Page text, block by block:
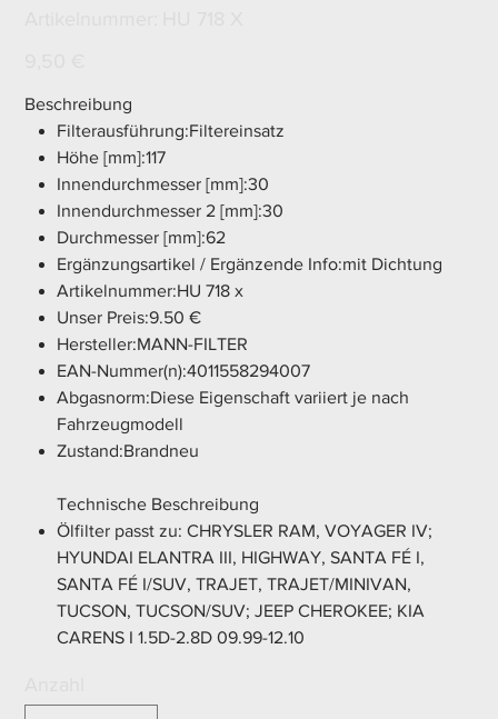
Beschreibung
Filterausführung:Filtereinsatz
Höhe [mm]:117
Innendurchmesser [mm]:30
Innendurchmesser 2 [mm]:30
Durchmesser [mm]:62
Ergänzungsartikel / Ergänzende Info:mit Dichtung
Artikelnummer:HU 718 x
Unser Preis:9.50 €
Hersteller:MANN-FILTER
EAN-Nummer(n):4011558294007
Abgasnorm:Diese Eigenschaft variiert je nach
Fahrzeugmodell
Zustand:Brandneu
Technische Beschreibung
Ölfilter passt zu: CHRYSLER RAM, VOYAGER IV;
HYUNDAI ELANTRA III, HIGHWAY, SANTA FÉ I,
SANTA FÉ I/SUV, TRAJET, TRAJET/MINIVAN,
TUCSON, TUCSON/SUV; JEEP CHEROKEE; KIA
CARENS I 1.5D-2.8D 09.99-12.10